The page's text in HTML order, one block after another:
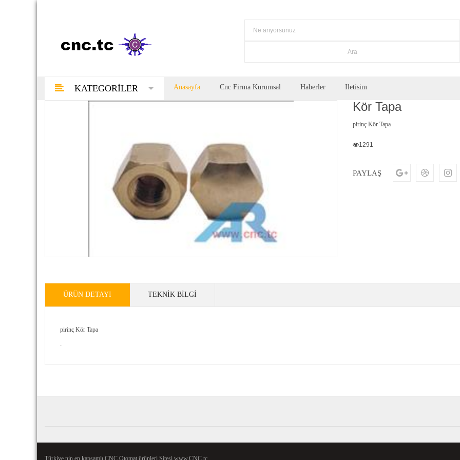
KATEGORILER Anasayfa Cnc Firma Kurumsal Haberler Iletisim
Kör Tapa
pirinç Kör Tapa
1291
PAYLAŞ
ÜRÜN DETAYI TEKNIK BILGI
pirinç Kör Tapa
.
Türkiye nin en kapsamlı CNC Otomat ürünleri Sitesi www.CNC.tc